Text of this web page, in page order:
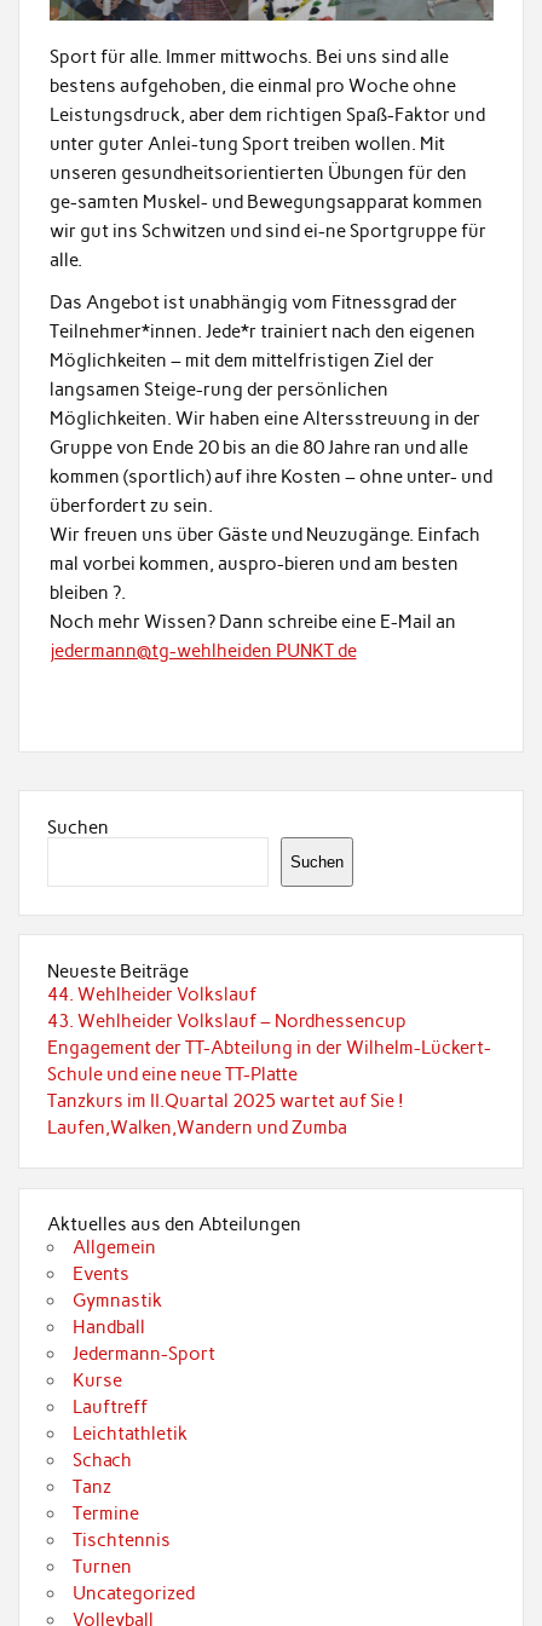
Sport für alle. Immer mittwochs. Bei uns sind alle
bestens aufgehoben, die einmal pro Woche ohne
Leistungsdruck, aber dem richtigen Spaß-Faktor und
unter guter Anlei-tung Sport treiben wollen. Mit
unseren gesundheitsorientierten Übungen für den
ge-samten Muskel- und Bewegungsapparat kommen
wir gut ins Schwitzen und sind ei-ne Sportgruppe für
alle.
Das Angebot ist unabhängig vom Fitnessgrad der
Teilnehmer*innen. Jede*r trainiert nach den eigenen
Möglichkeiten – mit dem mittelfristigen Ziel der
langsamen Steige-rung der persönlichen
Möglichkeiten. Wir haben eine Altersstreuung in der
Gruppe von Ende 20 bis an die 80 Jahre ran und alle
kommen (sportlich) auf ihre Kosten – ohne unter- und
überfordert zu sein.
Wir freuen uns über Gäste und Neuzugänge. Einfach
mal vorbei kommen, auspro-bieren und am besten
bleiben ?.
Noch mehr Wissen? Dann schreibe eine E-Mail an
jedermann@tg-wehlheiden PUNKT de
Suchen
Suchen
Neueste Beiträge
44. Wehlheider Volkslauf
43. Wehlheider Volkslauf – Nordhessencup
Engagement der TT-Abteilung in der Wilhelm-Lückert-
Schule und eine neue TT-Platte
Tanzkurs im II.Quartal 2025 wartet auf Sie !
Laufen,Walken,Wandern und Zumba
Aktuelles aus den Abteilungen
Allgemein
Events
Gymnastik
Handball
Jedermann-Sport
Kurse
Lauftreff
Leichtathletik
Schach
Tanz
Termine
Tischtennis
Turnen
Uncategorized
Volleyball